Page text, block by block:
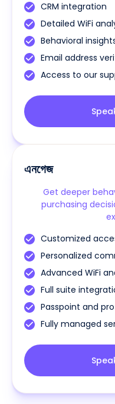
CRM integration
Detailed WiFi
Behavioral
Email address
Access to our
এনগেজ
Get deeper
purchasing
Customized
Personalized
Advanced WiFi
Full suite
Passpoint and
Fully managed